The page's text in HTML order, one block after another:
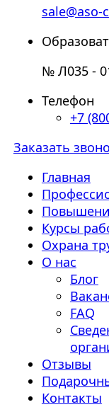
sale@aso-
№ Л035 -
Телефон
+7
Заказать
Главная
Курсы
Охрана
О нас
Блог
FAQ
Отзывы
Контакты